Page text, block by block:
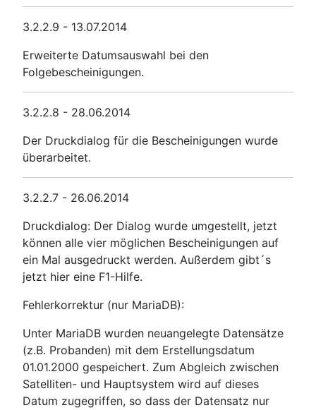
3.2.2.9 - 13.07.2014
Erweiterte Datumsauswahl bei den
Folgebescheinigungen.
3.2.2.8 - 28.06.2014
Der Druckdialog für die Bescheinigungen wurde
überarbeitet.
3.2.2.7 - 26.06.2014
Druckdialog: Der Dialog wurde umgestellt, jetzt
können alle vier möglichen Bescheinigungen auf
ein Mal ausgedruckt werden. Außerdem gibt´s
jetzt hier eine F1-Hilfe.
Fehlerkorrektur (nur MariaDB):
Unter MariaDB wurden neuangelegte Datensätze
(z.B. Probanden) mit dem Erstellungsdatum
01.01.2000 gespeichert. Zum Abgleich zwischen
Satelliten- und Hauptsystem wird auf dieses
Datum zugegriffen, so dass der Datensatz nur